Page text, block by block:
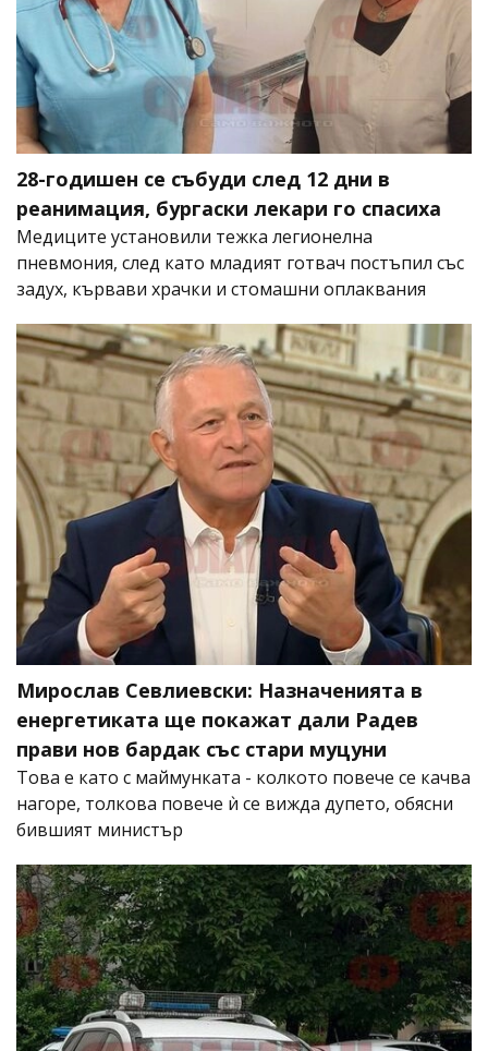
28-годишен се събуди след 12 дни в
реанимация, бургаски лекари го спасиха
Медиците установили тежка легионелна
пневмония, след като младият готвач постъпил със
задух, кървави храчки и стомашни оплаквания
Мирослав Севлиевски: Назначенията в
енергетиката ще покажат дали Радев
прави нов бардак със стари муцуни
Това е като с маймунката - колкото повече се качва
нагоре, толкова повече ѝ се вижда дупето, обясни
бившият министър